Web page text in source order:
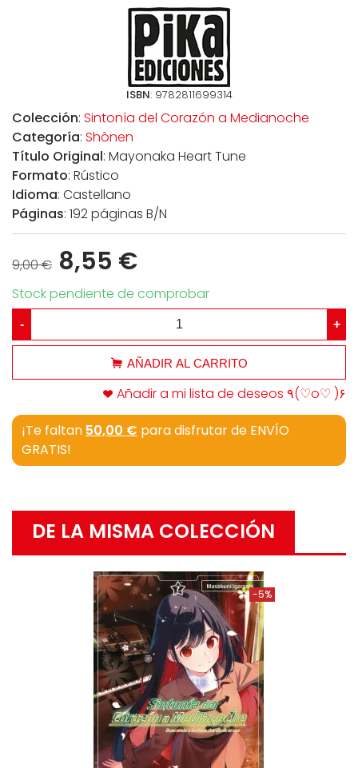
ISBN: 9782811699314
Colección: Sintonía del Corazón a Medianoche
Categoría: Shônen
Título Original: Mayonaka Heart Tune
Formato: Rústico
Idioma: Castellano
Páginas: 192 páginas B/N
9,00 € 8,55 €
Stock pendiente de comprobar
- +
AÑADIR AL CARRITO
Añadir a mi lista de deseos ٩(♡o♡ )۶
¡Te faltan 50,00 € para disfrutar de ENVÍO
GRATIS!
DE LA MISMA COLECCIÓN
-5%